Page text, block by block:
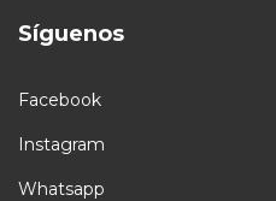
Síguenos
Facebook
Instagram
Whatsapp